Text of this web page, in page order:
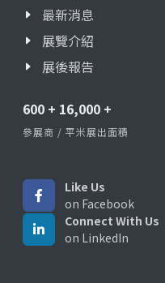
最新消息
展覽介紹
展後報告
600 + 16,000 +
參展商 / 平米展出面積
Like Us
on Facebook
Connect With Us
on LinkedIn